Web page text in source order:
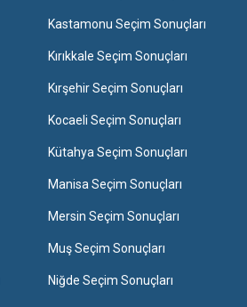
Kastamonu Seçim Sonuçları
Kırıkkale Seçim Sonuçları
Kırşehir Seçim Sonuçları
Kocaeli Seçim Sonuçları
Kütahya Seçim Sonuçları
Manisa Seçim Sonuçları
Mersin Seçim Sonuçları
Muş Seçim Sonuçları
Niğde Seçim Sonuçları